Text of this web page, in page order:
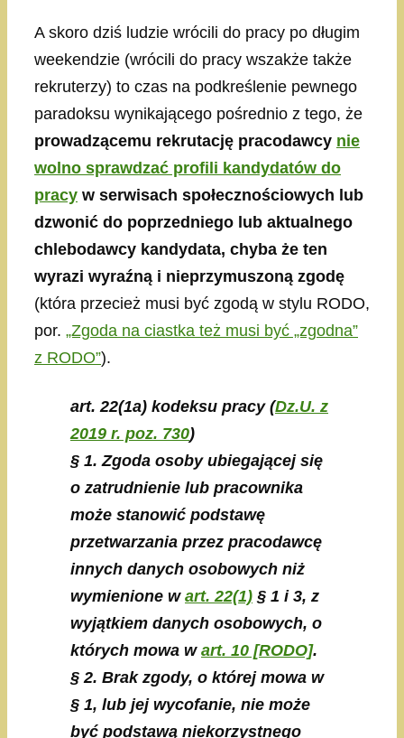
A skoro dziś ludzie wrócili do pracy po długim
weekendzie (wrócili do pracy wszakże także
rekruterzy) to czas na podkreślenie pewnego
paradoksu wynikającego pośrednio z tego, że
prowadzącemu rekrutację pracodawcy nie
wolno sprawdzać profili kandydatów do
pracy w serwisach społecznościowych lub
dzwonić do poprzedniego lub aktualnego
chlebodawcy kandydata, chyba że ten
wyrazi wyraźną i nieprzymuszoną zgodę
(która przecież musi być zgodą w stylu RODO,
por. „Zgoda na ciastka też musi być „zgodna”
z RODO”).
art. 22(1a) kodeksu pracy (Dz.U. z
2019 r. poz. 730)
§ 1. Zgoda osoby ubiegającej się
o zatrudnienie lub pracownika
może stanowić podstawę
przetwarzania przez pracodawcę
innych danych osobowych niż
wymienione w art. 22(1) § 1 i 3, z
wyjątkiem danych osobowych, o
których mowa w art. 10 [RODO].
§ 2. Brak zgody, o której mowa w
§ 1, lub jej wycofanie, nie może
być podstawą niekorzystnego